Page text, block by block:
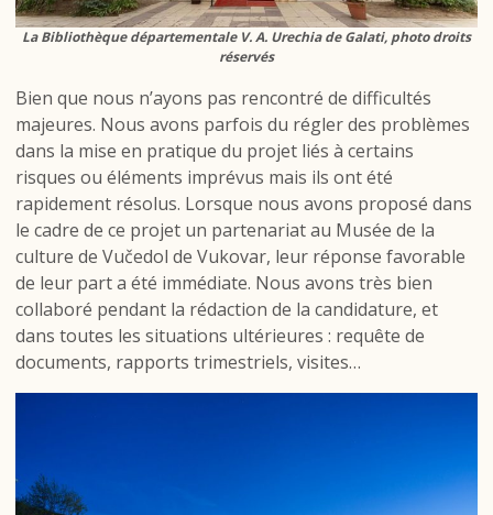
La Bibliothèque départementale V. A. Urechia de Galati, photo droits
réservés
Bien que nous n’ayons pas rencontré de difficultés
majeures. Nous avons parfois du régler des problèmes
dans la mise en pratique du projet liés à certains
risques ou éléments imprévus mais ils ont été
rapidement résolus. Lorsque nous avons proposé dans
le cadre de ce projet un partenariat au Musée de la
culture de Vučedol de Vukovar, leur réponse favorable
de leur part a été immédiate. Nous avons très bien
collaboré pendant la rédaction de la candidature, et
dans toutes les situations ultérieures : requête de
documents, rapports trimestriels, visites…